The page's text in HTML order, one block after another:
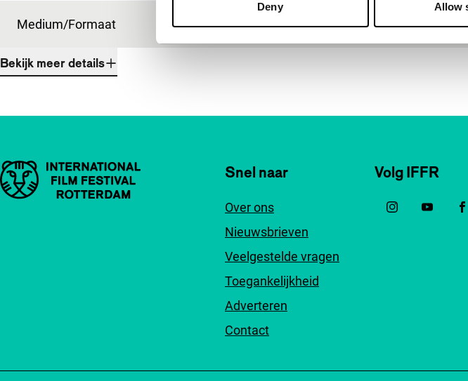
Deny Allow
Medium/Formaat 16mm
Bekijk meer details
Belangrijke links Snel naar
Over ons
Nieuwsbrieven
Veelgestelde vragen
Toegankelijkheid
Adverteren
Contact
Volg IFFR